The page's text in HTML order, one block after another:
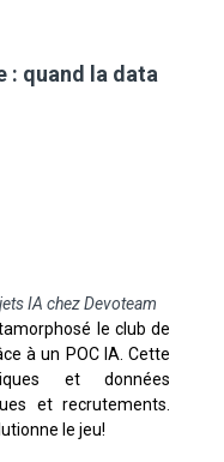
: quand la data
IA chez Devoteam
le club de
à un POC IA. Cette
et données
et recrutements.
le jeu!